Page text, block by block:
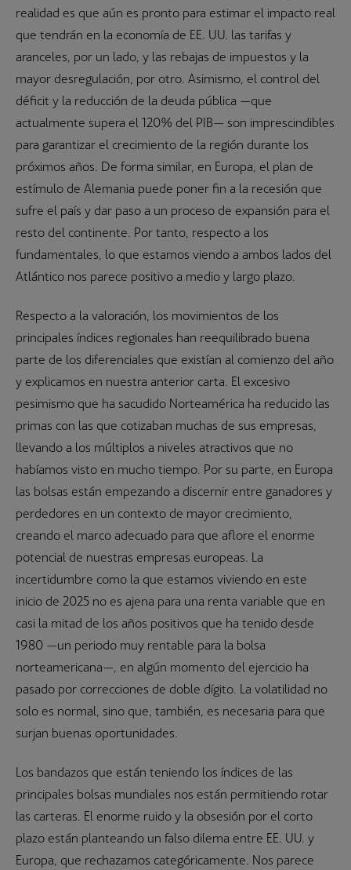
realidad es que aún es pronto para estimar el impacto real
que tendrán en la economía de EE. UU. las tarifas y
aranceles, por un lado, y las rebajas de impuestos y la
mayor desregulación, por otro. Asimismo, el control del
déficit y la reducción de la deuda pública —que
actualmente supera el 120% del PIB— son imprescindibles
para garantizar el crecimiento de la región durante los
próximos años. De forma similar, en Europa, el plan de
estímulo de Alemania puede poner fin a la recesión que
sufre el país y dar paso a un proceso de expansión para el
resto del continente. Por tanto, respecto a los
fundamentales, lo que estamos viendo a ambos lados del
Atlántico nos parece positivo a medio y largo plazo.
Respecto a la valoración, los movimientos de los
principales índices regionales han reequilibrado buena
parte de los diferenciales que existían al comienzo del año
y explicamos en nuestra anterior carta. El excesivo
pesimismo que ha sacudido Norteamérica ha reducido las
primas con las que cotizaban muchas de sus empresas,
llevando a los múltiplos a niveles atractivos que no
habíamos visto en mucho tiempo. Por su parte, en Europa
las bolsas están empezando a discernir entre ganadores y
perdedores en un contexto de mayor crecimiento,
creando el marco adecuado para que aflore el enorme
potencial de nuestras empresas europeas. La
incertidumbre como la que estamos viviendo en este
inicio de 2025 no es ajena para una renta variable que en
casi la mitad de los años positivos que ha tenido desde
1980 —un periodo muy rentable para la bolsa
norteamericana—, en algún momento del ejercicio ha
pasado por correcciones de doble dígito. La volatilidad no
solo es normal, sino que, también, es necesaria para que
surjan buenas oportunidades.
Los bandazos que están teniendo los índices de las
principales bolsas mundiales nos están permitiendo rotar
las carteras. El enorme ruido y la obsesión por el corto
plazo están planteando un falso dilema entre EE. UU. y
Europa, que rechazamos categóricamente. Nos parece